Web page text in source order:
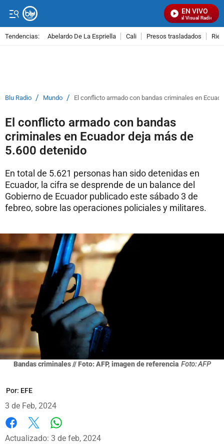
EN VIVO
Señal Visual Radio
Tendencias: Abelardo De La Espriella Cali Presos trasladados
Blu Radio / Mundo / El conflicto armado con bandas criminales en
El conflicto armado con bandas
criminales en Ecuador deja más de
5.600 detenido
En total de 5.621 personas han sido detenidas en
Ecuador, la cifra se desprende de un balance del
Gobierno de Ecuador publicado este sábado 3 de
febreo, sobre las operaciones policiales y militares.
Bandas criminales // Foto: AFP, imagen de referencia Foto: AFP
Por: EFE
3 de Feb, 2024
Facebook
X
Actualizado: 3 de feb, 2024